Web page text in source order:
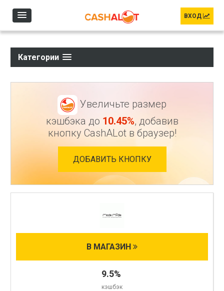
ВХОД
Категории
Увеличьте размер
кэшбэка до 10.45%, добавив
кнопку CashALot в браузер!
ДОБАВИТЬ КНОПКУ
В МАГАЗИН
9.5%
кэшбэк